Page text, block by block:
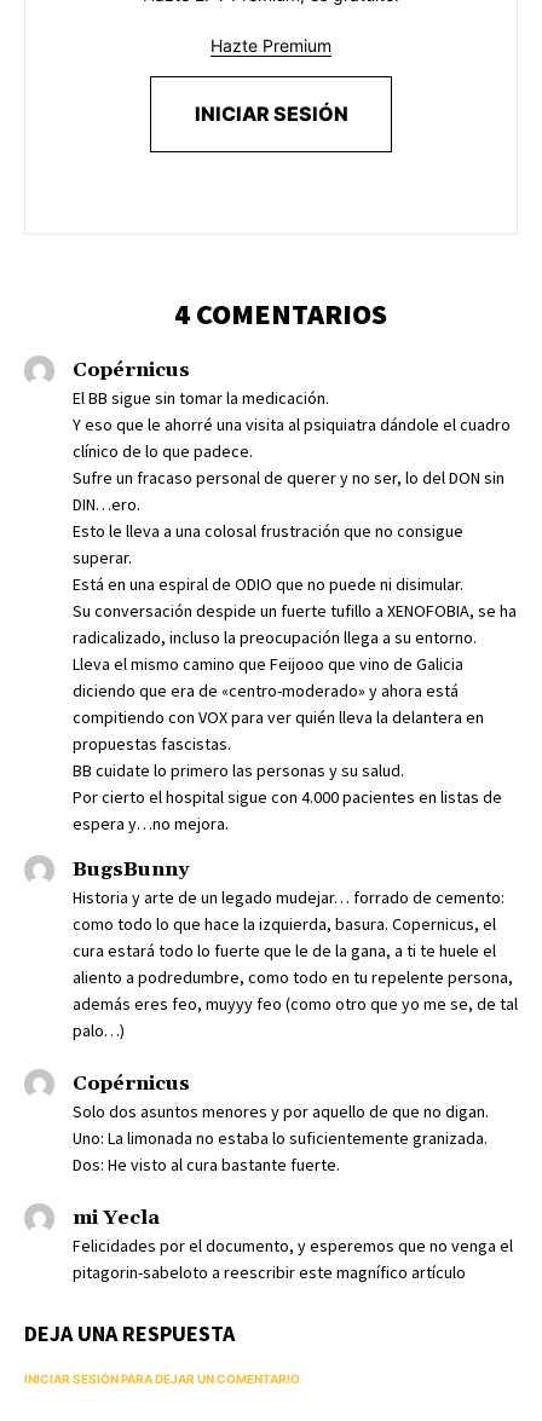
Hazte Premium
INICIAR SESIÓN
4 COMENTARIOS
Copérnicus
El BB sigue sin tomar la medicación.
Y eso que le ahorré una visita al psiquiatra dándole el cuadro
clínico de lo que padece.
Sufre un fracaso personal de querer y no ser, lo del DON sin
DIN…ero.
Esto le lleva a una colosal frustración que no consigue
superar.
Está en una espiral de ODIO que no puede ni disimular.
Su conversación despide un fuerte tufillo a XENOFOBIA, se ha
radicalizado, incluso la preocupación llega a su entorno.
Lleva el mismo camino que Feijooo que vino de Galicia
diciendo que era de «centro-moderado» y ahora está
compitiendo con VOX para ver quién lleva la delantera en
propuestas fascistas.
BB cuidate lo primero las personas y su salud.
Por cierto el hospital sigue con 4.000 pacientes en listas de
espera y…no mejora.
BugsBunny
Historia y arte de un legado mudejar… forrado de cemento:
como todo lo que hace la izquierda, basura. Copernicus, el
cura estará todo lo fuerte que le de la gana, a ti te huele el
aliento a podredumbre, como todo en tu repelente persona,
además eres feo, muyyy feo (como otro que yo me se, de tal
palo…)
Copérnicus
Solo dos asuntos menores y por aquello de que no digan.
Uno: La limonada no estaba lo suficientemente granizada.
Dos: He visto al cura bastante fuerte.
mi Yecla
Felicidades por el documento, y esperemos que no venga el
pitagorin-sabeloto a reescribir este magnífico artículo
DEJA UNA RESPUESTA
INICIAR SESIÓN PARA DEJAR UN COMENTARIO